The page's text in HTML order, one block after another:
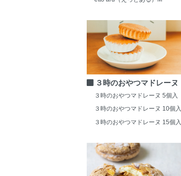
３時のおやつマドレーヌ
３時のおやつマドレーヌ 5個入
３時のおやつマドレーヌ 10個入
３時のおやつマドレーヌ 15個入